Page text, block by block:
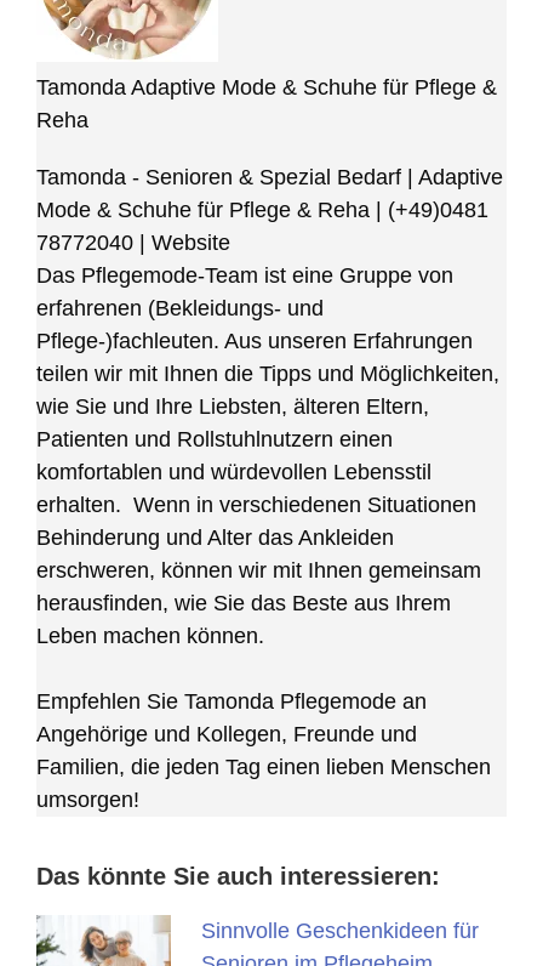
Tamonda Adaptive Mode & Schuhe für Pflege &
Reha
Tamonda - Senioren & Spezial Bedarf | Adaptive
Mode & Schuhe für Pflege & Reha | (+49)0481
78772040 | Website
Das Pflegemode-Team ist eine Gruppe von
erfahrenen (Bekleidungs- und
Pflege-)fachleuten. Aus unseren Erfahrungen
teilen wir mit Ihnen die Tipps und Möglichkeiten,
wie Sie und Ihre Liebsten, älteren Eltern,
Patienten und Rollstuhlnutzern einen
komfortablen und würdevollen Lebensstil
erhalten. Wenn in verschiedenen Situationen
Behinderung und Alter das Ankleiden
erschweren, können wir mit Ihnen gemeinsam
herausfinden, wie Sie das Beste aus Ihrem
Leben machen können.
Empfehlen Sie Tamonda Pflegemode an
Angehörige und Kollegen, Freunde und
Familien, die jeden Tag einen lieben Menschen
umsorgen!
Das könnte Sie auch interessieren:
Sinnvolle Geschenkideen für